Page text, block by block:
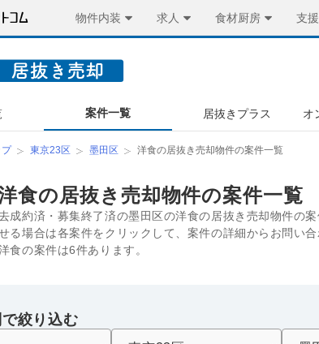
物件内装 求人 食材厨房 支
案件一覧 居抜きプラス オ
プ 東京23区 墨田区 洋食の居抜き売却物件の案件一覧
食の居抜き売却物件の案件一覧
成約済・募集終了済の墨田区の洋食の居抜き売却物件の案
る場合は各案件をクリックして、案件の詳細からお問い合
食の案件は6件あります。
絞り込む